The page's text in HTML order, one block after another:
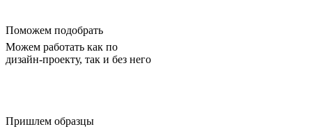
Поможем подобрать
Можем работать как по
дизайн-проекту, так и без него
Пришлем образцы